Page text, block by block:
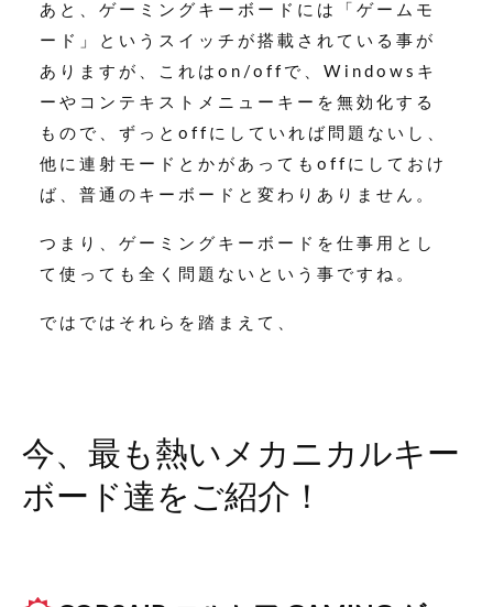
あと、ゲーミングキーボードには「ゲームモ
ード」というスイッチが搭載されている事が
ありますが、これはon/offで、Windowsキ
ーやコンテキストメニューキーを無効化する
もので、ずっとoffにしていれば問題ないし、
他に連射モードとかがあってもoffにしておけ
ば、普通のキーボードと変わりありません。
つまり、ゲーミングキーボードを仕事用とし
て使っても全く問題ないという事ですね。
ではではそれらを踏まえて、
今、最も熱いメカニカルキー
ボード達をご紹介！